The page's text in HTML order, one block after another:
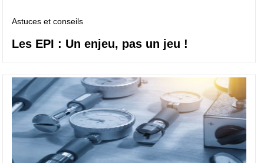
Astuces et conseils
Les EPI : Un enjeu, pas un jeu !